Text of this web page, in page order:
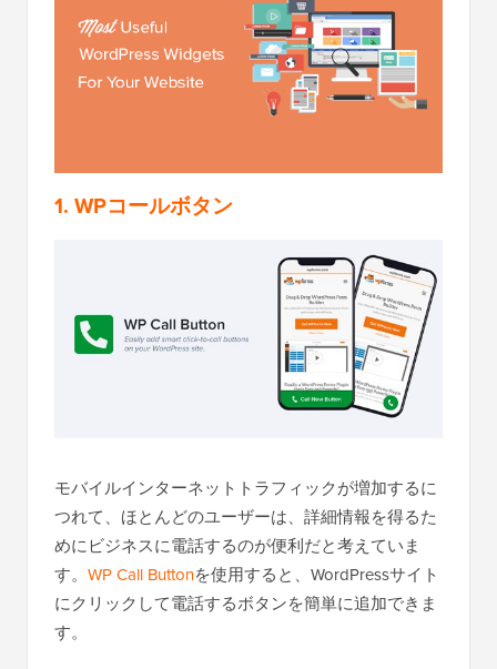
1. WPコールボタン
モバイルインターネットトラフィックが増加するに
つれて、ほとんどのユーザーは、詳細情報を得るた
めにビジネスに電話するのが便利だと考えていま
す。 WP Call Buttonを使用すると、WordPressサイト
にクリックして電話するボタンを簡単に追加できま
す。